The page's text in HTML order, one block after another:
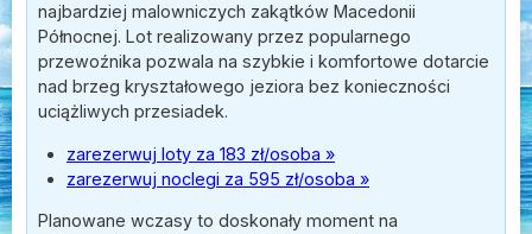
najbardziej malowniczych zakątków Macedonii
Północnej. Lot realizowany przez popularnego
przewoźnika pozwala na szybkie i komfortowe dotarcie
nad brzeg kryształowego jeziora bez konieczności
uciążliwych przesiadek.
zarezerwuj loty za 183 zł/osoba »
zarezerwuj noclegi za 595 zł/osoba »
Planowane wczasy to doskonały moment na